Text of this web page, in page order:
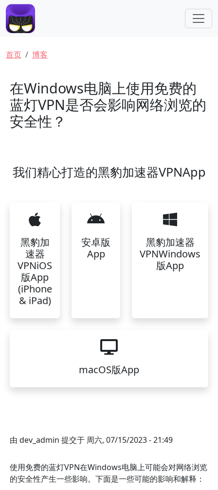
跳转到主要内容
面包屑
首页 博客
在Windows电脑上使用免费的
蓝灯VPN是否会影响网络浏览的
安全性？
我们精心打造的黑豹加速器VPNApp
黑豹加
速器
VPNiOS
版App
(iPhone
& iPad)
安卓版
App
黑豹加速器
VPNWindows
版App
macOS版App
由 dev_admin 提交于 周六, 07/15/2023 - 21:49
使用免费的蓝灯VPN在Windows电脑上可能会对网络浏览
的安全性产生一些影响。下面是一些可能的影响和解释：